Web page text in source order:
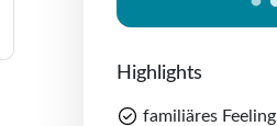
Highlights
familiäres Feeling